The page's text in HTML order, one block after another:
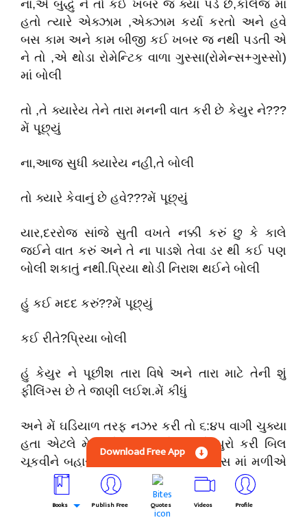
ના,એ બુદ્ધુ ને તો કઈ ખબર જ ક્યાં પડે છે,કોલેજ માં
હતો ત્યારે એક્ઝામ ,એક્ઝામ કર્યા કરતો અને હવે
બસ કામ અને કામ બીજી કઈ ખબર જ નથી પડતી એ
ને તો ,એ થોડા રોમેન્ટિક વાળા ગુસ્સા(રોમેન્સ+ગુસ્સો)
માં બોલી
તો ,તે ક્યારેય તેને તારા મનની વાત કરી છે કેયુર ને???
મેં પૂછ્યું
ના,આજ સુધી ક્યારેય નહી,તે બોલી
તો ક્યારે કેવાનું છે હવે???મેં પૂછ્યું
યાર,દરરોજ સાંજે સુતી વખતે નક્કી કરું છુ કે કાલે
જઈને વાત કરું અને તે ના પાડશે તેવા ડર થી કઈ પણ
બોલી શકાતું નથી.પ્રિયા થોડી નિરાશ થઈને બોલી
હું કઈ મદદ કરું??મેં પૂછ્યું
કઈ રીતે?પ્રિયા બોલી
હું કેયુર ને પૂછીશ તારા વિષે અને તારા માટે તેની શું
ફીલિંગ્સ છે તે જાણી લઈશ.મેં કીધું
અને મેં ઘડિયાળ તરફ નઝર કરી તો ૬:૪૫ વાગી ચુક્યા
હતા એટલે મે અને પ્રિયા એ નાસ્તો પુરો કરી બિલ
ચૂકવીને બહાર નીકળ્યા અને કાલે ઓફીસ માં મળીએ
એવું કહીને છુટા પડ્યા.
ઘરે આવીને જમીને મારી રોજીંદી ટેવ મુજબ હું તાપી
Download Free App
Books Publish Free Quotes Videos Profile